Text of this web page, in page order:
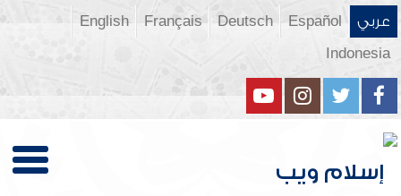
عربي Español
Deutsch
Français
English
Indonesia